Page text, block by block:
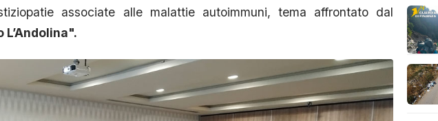
associate alle malattie autoimmuni, tema affrontato dal
L’Andolina".